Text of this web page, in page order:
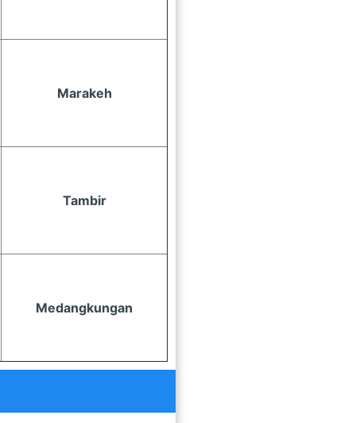
Marakeh
Tambir
Medangkungan